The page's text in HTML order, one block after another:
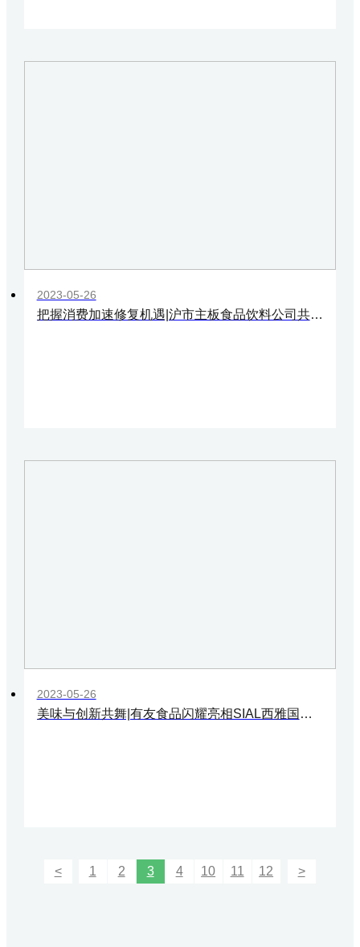
2023-05-26
把握消费加速修复机遇|沪市主板食品饮料公司共谋行业高质量发展
2023-05-26
美味与创新共舞|有友食品闪耀亮相SIAL西雅国际食品展
< 1 2 3 4 10 11 12 >